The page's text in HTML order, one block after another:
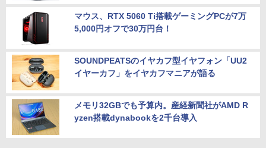
マウス、RTX 5060 Ti搭載ゲーミングPCが7万
5,000円オフで30万円台！
SOUNDPEATSのイヤカフ型イヤフォン「UU2
イヤーカフ」をイヤカフマニアが語る
メモリ32GBでも予算内。産経新聞社がAMD R
yzen搭載dynabookを2千台導入